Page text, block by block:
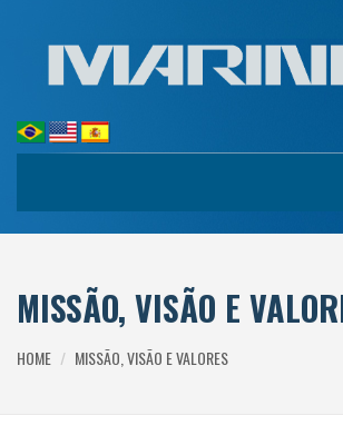
MISSÃO, VISÃO E
HOME MISSÃO, VISÃO E VALORES